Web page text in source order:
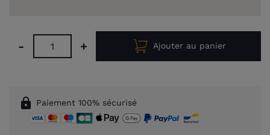
- + Ajouter au panier
lock Paiement 100% sécurisé